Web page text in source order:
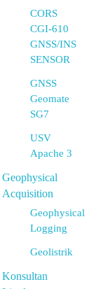
CORS
CGI-610
GNSS/INS
SENSOR
GNSS
Geomate
SG7
USV
Apache 3
Geophysical
Acquisition
Geophysical
Logging
Geolistrik
Konsultan